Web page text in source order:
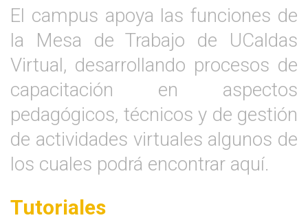
El campus apoya las funciones de
la Mesa de Trabajo de UCaldas
Virtual, desarrollando procesos de
capacitación en aspectos
pedagógicos, técnicos y de gestión
de actividades virtuales algunos de
los cuales podrá encontrar aquí.
Tutoriales